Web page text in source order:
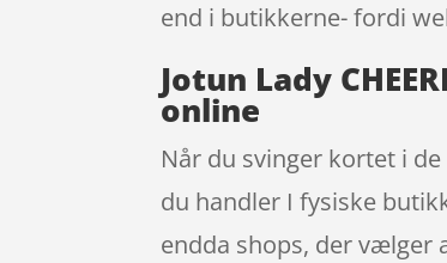
end i butikkerne- fordi
Jotun Lady
online
Når du svinger kortet i
du handler I fysiske
endda shops, der vælger